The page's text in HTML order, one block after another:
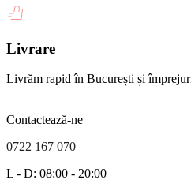
Livrare
Livrăm rapid în București și
Contactează-ne
0722 167 070
L - D: 08:00 - 20:00